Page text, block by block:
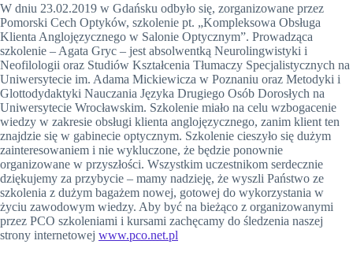
W dniu 23.02.2019 w Gdańsku odbyło się, zorganizowane przez
Pomorski Cech Optyków, szkolenie pt. „Kompleksowa Obsługa
Klienta Anglojęzycznego w Salonie Optycznym”. Prowadząca
szkolenie – Agata Gryc – jest absolwentką Neurolingwistyki i
Neofilologii oraz Studiów Kształcenia Tłumaczy Specjalistycznych na
Uniwersytecie im. Adama Mickiewicza w Poznaniu oraz Metodyki i
Glottodydaktyki Nauczania Języka Drugiego Osób Dorosłych na
Uniwersytecie Wrocławskim. Szkolenie miało na celu wzbogacenie
wiedzy w zakresie obsługi klienta anglojęzycznego, zanim klient ten
znajdzie się w gabinecie optycznym. Szkolenie cieszyło się dużym
zainteresowaniem i nie wykluczone, że będzie ponownie
organizowane w przyszłości. Wszystkim uczestnikom serdecznie
dziękujemy za przybycie – mamy nadzieję, że wyszli Państwo ze
szkolenia z dużym bagażem nowej, gotowej do wykorzystania w
życiu zawodowym wiedzy. Aby być na bieżąco z organizowanymi
przez PCO szkoleniami i kursami zachęcamy do śledzenia naszej
strony internetowej www.pco.net.pl